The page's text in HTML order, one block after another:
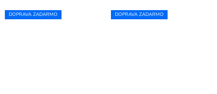
DOPRAVA ZADARMO DOPRAVA ZADARMO